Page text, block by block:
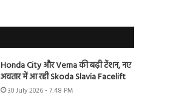
Honda City और Verna की बढ़ी टेंशन, नए
अवतार में आ रही Skoda Slavia Facelift
30 July 2026 - 7:48 PM